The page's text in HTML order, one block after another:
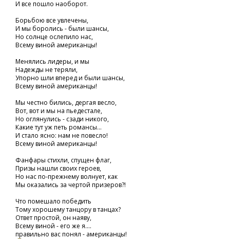
И все пошло наоборот.
Борьбою все увлечены,
И мы боролись - были шансы,
Но солнце ослепило нас,
Всему виной американцы!
Менялись лидеры, и мы
Надежды не теряли,
Упорно шли вперед и были шансы,
Всему виной американцы!
Мы честно бились, дергая весло,
Вот, вот и мы на пьедестале,
Но оглянулись - сзади никого,
Какие тут уж петь романсы...
И стало ясно: нам не повесло!
Всему виной американцы!
Фанфары стихли, спущен флаг,
Призы нашли своих героев,
Но нас по-прежнему волнует, как
Мы оказались за чертой призеров?!
Что помешало победить
Тому хорошему танцору в танцах?
Ответ простой, он наяву,
Всему виной - его же я....
правильно вас понял - американцы!